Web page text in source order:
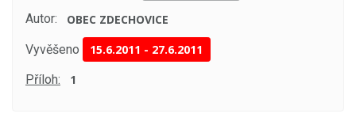
Autor:
OBEC ZDECHOVICE
Vyvěšeno 15.6.2011 - 27.6.2011
Příloh: 1